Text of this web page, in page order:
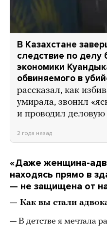
В Казахстане
следствие по
экономики
обвиняемого в
рассказал, как
умирала, звонил
и проводил деловую
2 года назад
«Даже женщина-
находясь прямо в
— не защищена от
— Как вы стали
— В детстве я мечтала